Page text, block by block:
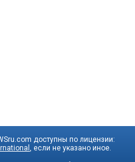
доступны по лицензии:
, если не указано иное.